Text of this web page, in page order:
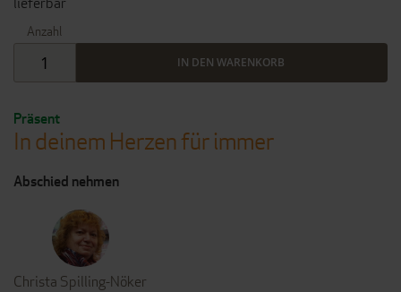
Präsent
In deinem Herzen für immer
Abschied nehmen
Christa Spilling-Nöker
Anzahl
IN DEN WARENKORB